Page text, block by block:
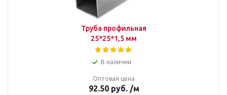
Труба профильная
25*25*1,5 мм
В наличии
Оптовая цена
92.50руб. /м